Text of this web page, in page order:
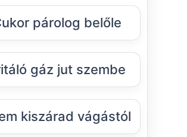
párolog belőle
gáz jut szembe
kiszárad vágástól